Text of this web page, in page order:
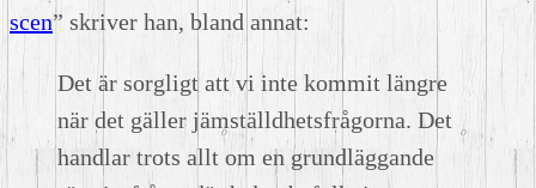
scen” skriver han, bland annat:
Det är sorgligt att vi inte kommit längre
när det gäller jämställdhetsfrågorna. Det
handlar trots allt om en grundläggande